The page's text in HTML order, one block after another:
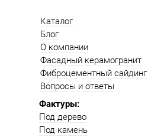
Фактуры:
Под дерево
Под камень
Каталог
Блог
О компании
Фасадный керамогранит
Фиброцементный сайдинг
Вопросы и ответы